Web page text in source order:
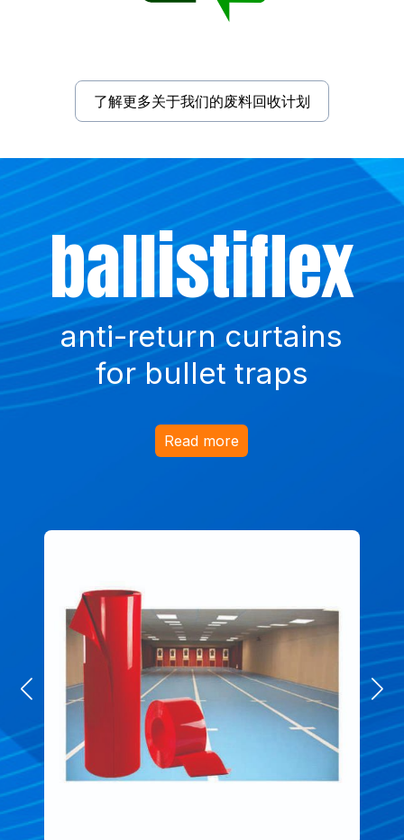
了解更多关于我们的废料回收计划
ballistiflex
anti-return curtains
for bullet traps
Read more
Such
a waste !
Did
you
know?